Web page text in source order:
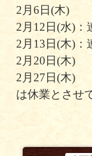
2月6日(木)
2月12日(水)：
2月13日(木)：
2月20日(木)
2月27日(木)
は休業とさせ